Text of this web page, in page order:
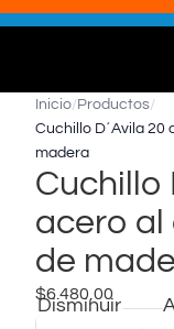
Inicio/Productos/
Cuchillo D´Avila 20
madera
Cuchillo
acero al
de
$6.480,00
Disminuir